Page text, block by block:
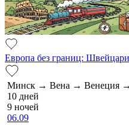
Европа без границ:
Минск → Вена → Венеция
10 дней
9 ночей
06.09